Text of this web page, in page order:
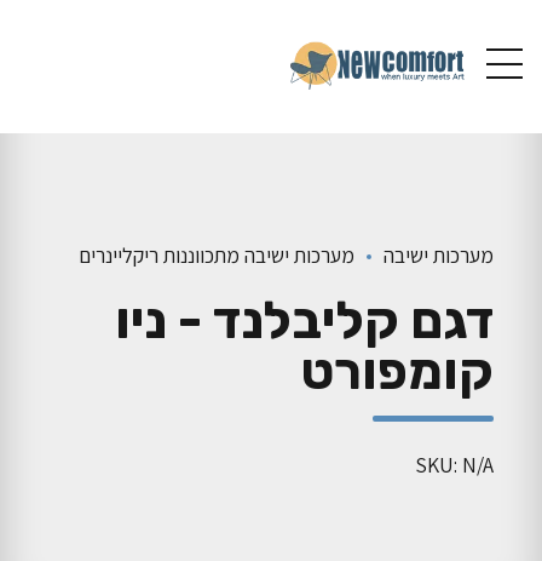
מערכות ישיבה מערכות ישיבה מתכווננות ריקליינרים
דגם קליבלנד - ניו
קומפורט
SKU: N/A